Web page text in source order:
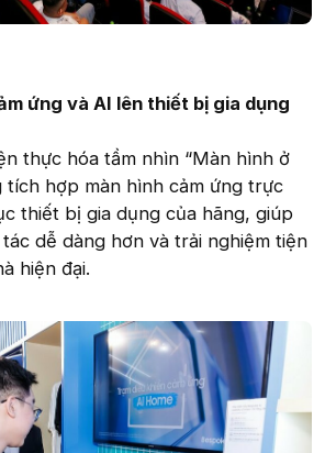
ứng và AI lên thiết bị gia dụng
thực hóa tầm nhìn “Màn hình ở
tích hợp màn hình cảm ứng trực
thiết bị gia dụng của hãng, giúp
dễ dàng hơn và trải nghiệm tiện
hiện đại.